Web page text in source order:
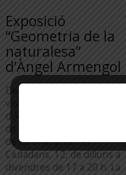
Exposició
“Geometria de la
naturalesa”
d’Àngel Armengol
Del 5 al 28 d’agost es podrà
visitar l’obra escultòrica
d’Àngel Armengol a la seu
de la Cambra de la Propietat
de Girona, al carrer
Ciutadans, 12, de dilluns a
divendres de 17 a 20 h. La